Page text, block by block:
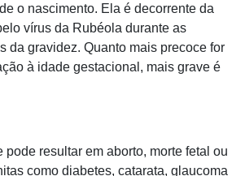
o nascimento. Ela é decorrente da
vírus da Rubéola durante as
da gravidez. Quanto mais precoce for
à idade gestacional, mais grave é
pode resultar em aborto, morte fetal ou
como diabetes, catarata, glaucoma